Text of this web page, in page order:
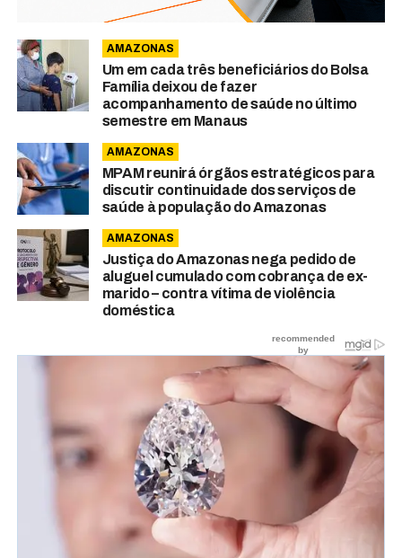
AMAZONAS
Um em cada três beneficiários do Bolsa
Família deixou de fazer
acompanhamento de saúde no último
semestre em Manaus
AMAZONAS
MPAM reunirá órgãos estratégicos para
discutir continuidade dos serviços de
saúde à população do Amazonas
AMAZONAS
Justiça do Amazonas nega pedido de
aluguel cumulado com cobrança de ex-
marido – contra vítima de violência
doméstica